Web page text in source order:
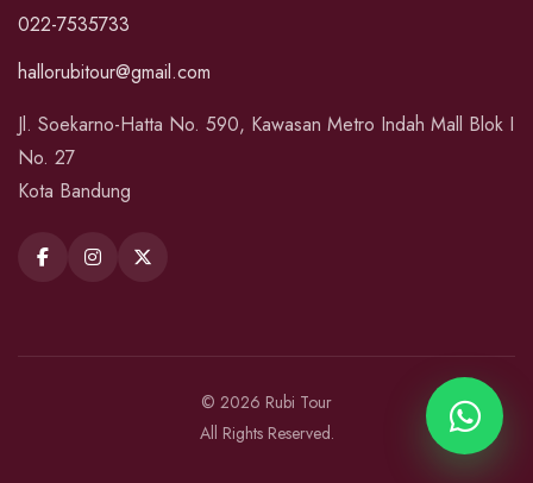
022-7535733
hallorubitour@gmail.com
Jl. Soekarno-Hatta No. 590, Kawasan Metro Indah Mall Blok I
No. 27
Kota Bandung
© 2026 Rubi Tour
All Rights Reserved.